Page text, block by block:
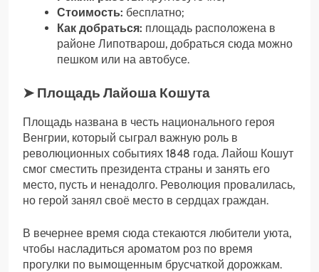
Стоимость: бесплатно;
Как добраться: площадь расположена в
районе Липотварош, добраться сюда можно
пешком или на автобусе.
➤ Площадь Лайоша Кошута
Площадь названа в честь национального героя
Венгрии, который сыграл важную роль в
революционных событиях 1848 года. Лайош Кошут
смог сместить президента страны и занять его
место, пусть и ненадолго. Революция провалилась,
но герой занял своё место в сердцах граждан.
В вечернее время сюда стекаются любители уюта,
чтобы насладиться ароматом роз по время
прогулки по вымощенным брусчаткой дорожкам.